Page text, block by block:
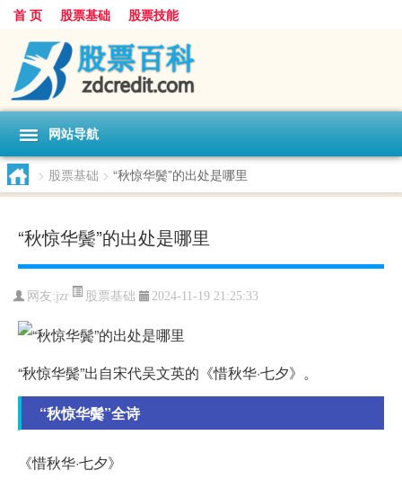
首 页 股票基础 股票技能
网站导航
> 股票基础 > “秋惊华鬓”的出处是哪里
“秋惊华鬓”的出处是哪里
网友:jzr 股票基础 2024-11-19 21:25:33
“秋惊华鬓”出自宋代吴文英的《惜秋华·七夕》。
“秋惊华鬓”全诗
《惜秋华·七夕》